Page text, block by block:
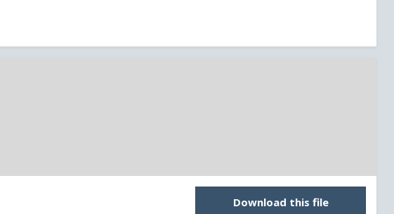
Download this file